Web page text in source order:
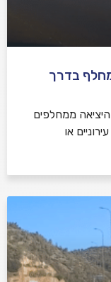
בדרך
ממחלפים
או